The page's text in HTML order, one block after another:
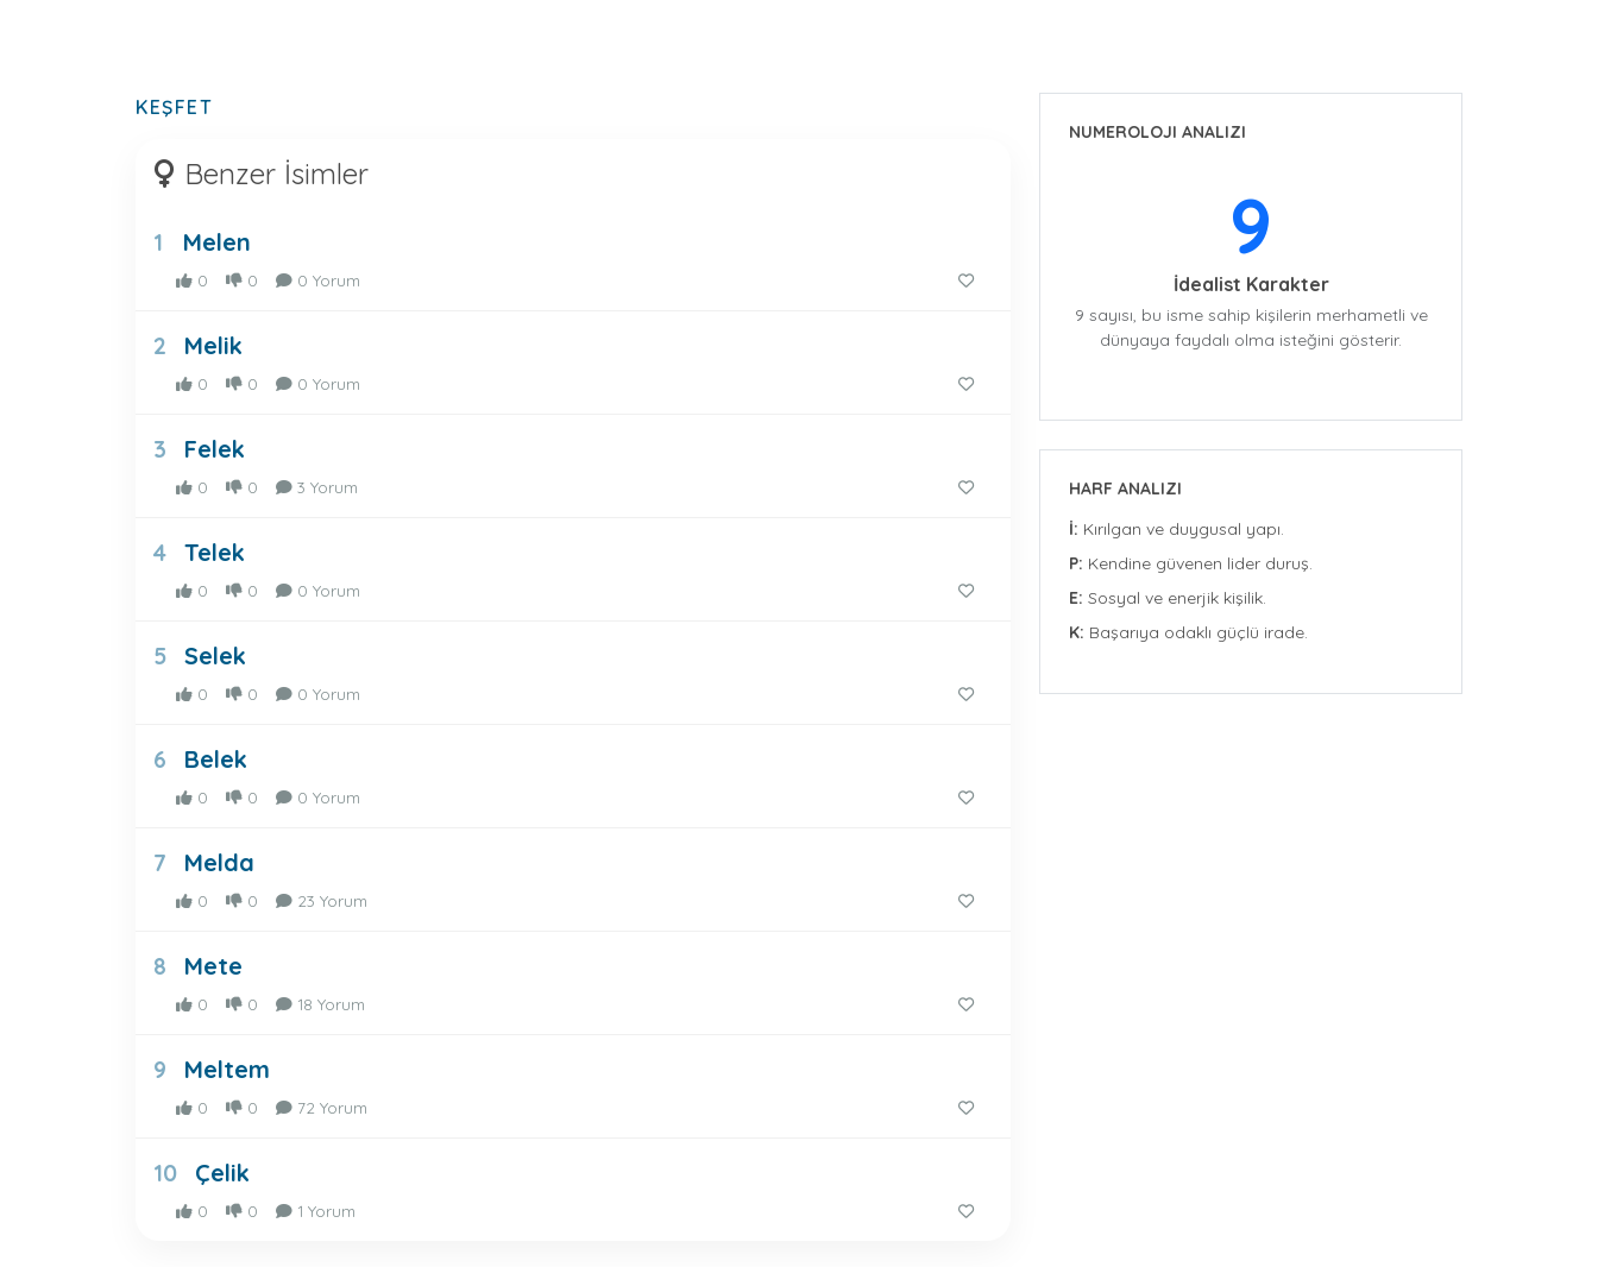
KEŞFET
Benzer İsimler
1 Melen
0 0 0 Yorum
2 Melik
0 0 0 Yorum
3 Felek
0 0 3 Yorum
4 Telek
0 0 0 Yorum
5 Selek
0 0 0 Yorum
6 Belek
0 0 0 Yorum
7 Melda
0 0 23 Yorum
8 Mete
0 0 18 Yorum
9 Meltem
0 0 72 Yorum
10 Çelik
0 0 1 Yorum
NUMEROLOJI ANALIZI
9
İdealist Karakter
9 sayısı, bu isme sahip kişilerin merhametli ve
dünyaya faydalı olma isteğini gösterir.
HARF ANALIZI
İ: Kırılgan ve duygusal yapı.
P: Kendine güvenen lider duruş.
E: Sosyal ve enerjik kişilik.
K: Başarıya odaklı güçlü irade.